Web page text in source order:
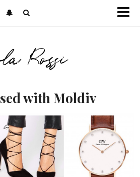
Rossi
with Moldiv